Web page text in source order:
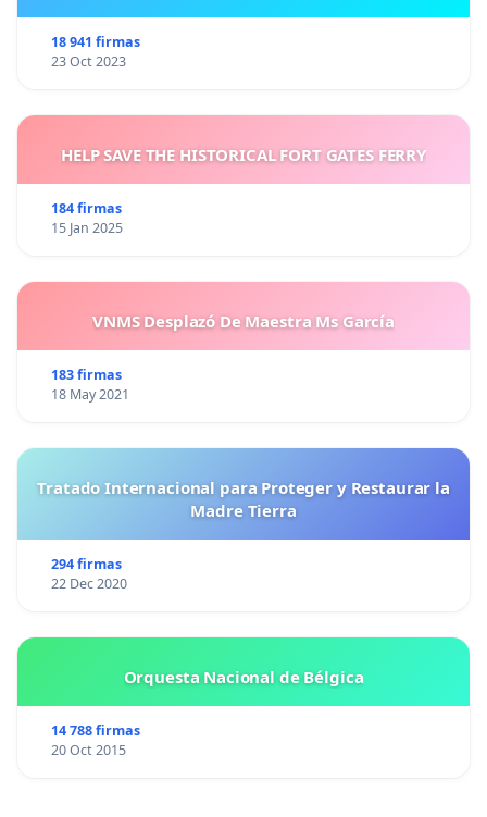
18 941 firmas
23 Oct 2023
HELP SAVE THE HISTORICAL FORT GATES FERRY
184 firmas
15 Jan 2025
VNMS Desplazó De Maestra Ms García
183 firmas
18 May 2021
Tratado Internacional para Proteger y Restaurar la
Madre Tierra
294 firmas
22 Dec 2020
Orquesta Nacional de Bélgica
14 788 firmas
20 Oct 2015